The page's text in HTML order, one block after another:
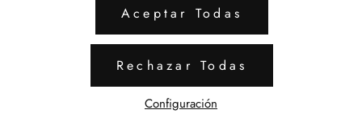
Aceptar Todas
Rechazar Todas
Configuración
Aviso Legal
Política de Privacidad de Datos
Política de Cookies
Configuración de Cookies
© 2024 - Diseño y programación por